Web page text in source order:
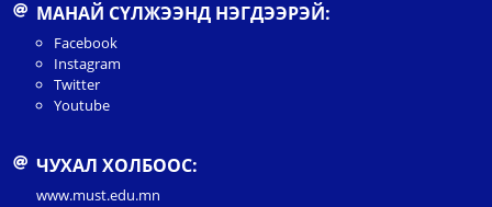
МАНАЙ СҮЛЖЭЭНД НЭГДЭЭРЭЙ:
Facebook
Instagram
Twitter
Youtube
ЧУХАЛ ХОЛБООС:
www.must.edu.mn